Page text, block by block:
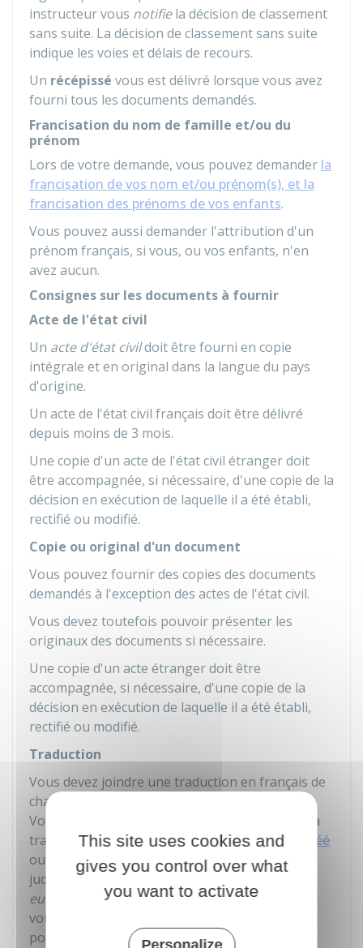
instructeur vous notifiela décision de classement
sans suite. La décision de classement sans suite
indique les voies et délais de recours.
Un récépissé vous est délivré lorsque vous avez
fourni tous les documents demandés.
Francisation du nom de famille et/ou du
prénom
Lors de votre demande, vous pouvez demander la
francisation de vos nom et/ou prénom(s), et la
francisation des prénoms de vos enfants.
Vous pouvez aussi demander l'attribution d'un
prénom français, si vous, ou vos enfants, n'en
avez aucun.
Consignes sur les documents à fournir
Acte de l'état civil
Un acte d'état civildoit être fourni en copie
intégrale et en original dans la langue du pays
d'origine.
Un acte de l'état civil français doit être délivré
depuis moins de 3 mois.
Une copie d'un acte de l'état civil étranger doit
être accompagnée, si nécessaire, d'une copie de la
décision en exécution de laquelle il a été établi,
rectifié ou modifié.
Copie ou original d'un document
Vous pouvez fournir des copies des documents
demandés à l'exception des actes de l'état civil.
Vous devez toutefois pouvoir présenter les
originaux des documents si nécessaire.
Une copie d'un acte étranger doit être
accompagnée, si nécessaire, d'une copie de la
décision en exécution de laquelle il a été établi,
rectifié ou modifié.
Traduction
Vous devez joindre une traduction en français de
chaque document rédigé en langue étrangère.
Vous devez fournir l'original de la traduction. La
traduction doit être faite par untraducteur agréé
ou habilité à intervenir auprès des autorités
judiciaires ou administratives d'un autre
européen
. Si vous êtes à l'étranger, adressez-
vous à l'ambassade ou au consulat de France
pour consulter la liste des traducteurs agréés.
This site uses cookies and
gives you control over what
you want to activate
Personalize